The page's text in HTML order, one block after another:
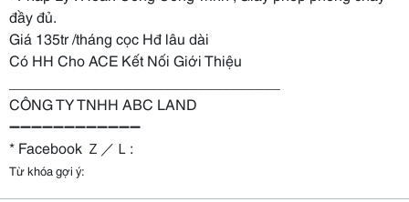
đầy đủ.
Giá 135tr /tháng cọc Hđ lâu dài
Có HH Cho ACE Kết Nối Giới Thiệu
CÔNG TY TNHH ABC LAND
➖➖➖➖➖➖➖➖➖➖➖➖
* Facebook Ｚ／Ｌ:
Từ khóa gợi ý: